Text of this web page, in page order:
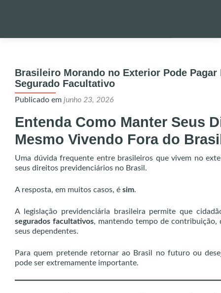
conteúdo
ONDE
ALERTA!
Brasileiro Morando no Exterior Pode
Segurado Facultativo
Publicado em junho 23, 2026
Entenda Como Manter Seus
Mesmo Vivendo Fora do
Uma dúvida frequente entre brasileiros que vivem no
seus direitos previdenciários no Brasil.
A resposta, em muitos casos, é sim.
A legislação previdenciária brasileira permite que
segurados facultativos, mantendo tempo de contribuição,
seus dependentes.
Para quem pretende retornar ao Brasil no futuro ou
pode ser extremamente importante.